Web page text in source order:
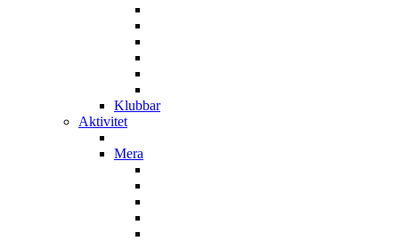
Klubbar
Aktivitet
Mera